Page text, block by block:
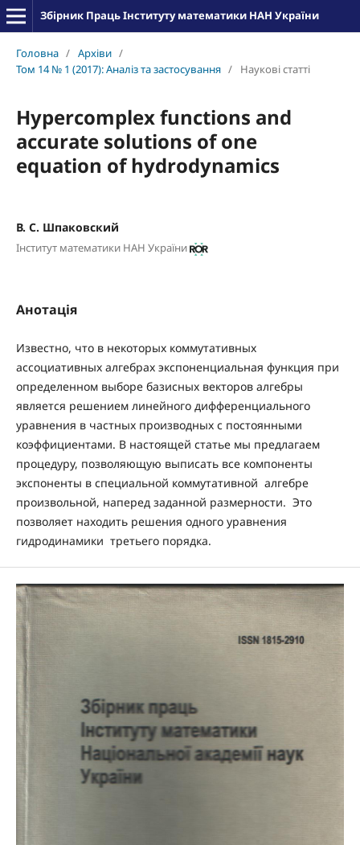
Збірник Праць Інституту математики НАН України
Головна / Архіви /
Том 14 № 1 (2017): Аналіз та застосування / Наукові статті
Hypercomplex functions and
accurate solutions of one
equation of hydrodynamics
В. С. Шпаковский
Інститут математики НАН України
Анотація
Известно, что в некоторых коммутативных
ассоциативных алгебрах экспоненциальная функция при
определенном выборе базисных векторов алгебры
является решением линейного дифференциального
уравнения в частных производных с постоянными
коэффициентами. В настоящей статье мы предлагаем
процедуру, позволяющую выписать все компоненты
экспоненты в специальной коммутативной алгебре
произвольной, наперед заданной размерности. Это
позволяет находить решения одного уравнения
гидродинамики третьего порядка.